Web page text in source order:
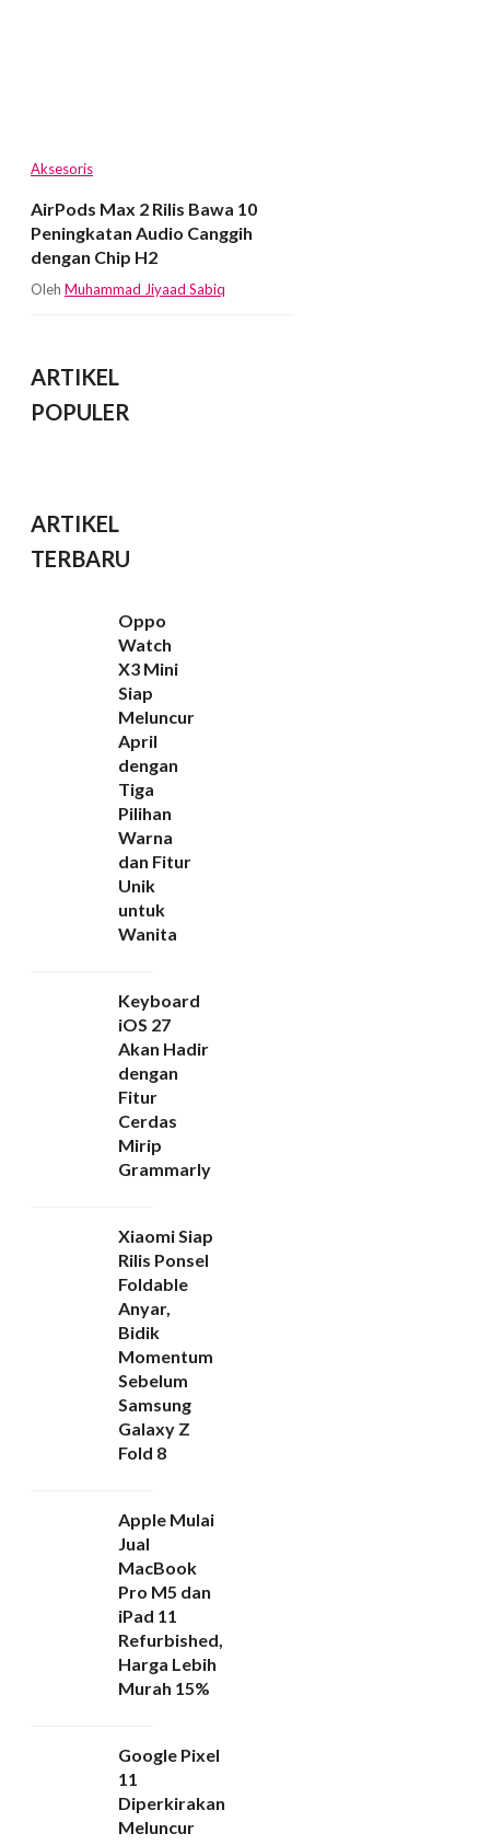
Aksesoris
AirPods Max 2 Rilis Bawa 10
Peningkatan Audio Canggih
dengan Chip H2
Oleh Muhammad Jiyaad Sabiq
ARTIKEL
POPULER
ARTIKEL
TERBARU
Oppo
Watch
X3 Mini
Siap
Meluncur
April
dengan
Tiga
Pilihan
Warna
dan Fitur
Unik
untuk
Wanita
Keyboard
iOS 27
Akan Hadir
dengan
Fitur
Cerdas
Mirip
Grammarly
Xiaomi Siap
Rilis Ponsel
Foldable
Anyar,
Bidik
Momentum
Sebelum
Samsung
Galaxy Z
Fold 8
Apple Mulai
Jual
MacBook
Pro M5 dan
iPad 11
Refurbished,
Harga Lebih
Murah 15%
Google Pixel
11
Diperkirakan
Meluncur